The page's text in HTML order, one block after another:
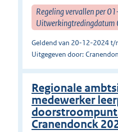
Regeling vervallen per
Geldend van 20-12-2024
Uitgegeven door:
Regionale
medewerker
doorstroompunt
Cranendonck